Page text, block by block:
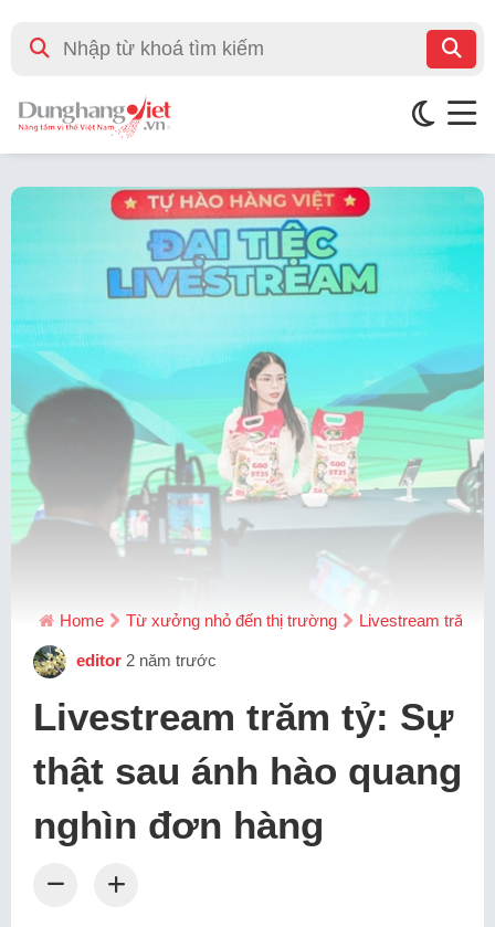
Home Từ xưởng nhỏ đến thị trường Livestream trăm
editor 2 năm trước
Livestream trăm tỷ: Sự
thật sau ánh hào quang
nghìn đơn hàng